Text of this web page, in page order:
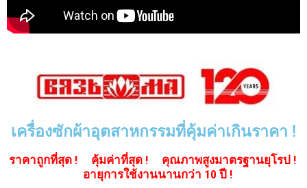
เครื่องซักผ้าอุตสาหกรรมที่คุ้มค่าเกินราคา !
ราคาถูกที่สุด ! คุ้มค่าที่สุด ! คุณภาพสูงมาตรฐานยุโรป !
อายุการใช้งานนานกว่า 10 ปี !